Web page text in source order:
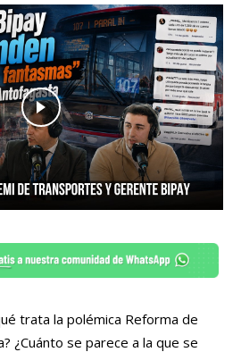
trata la polémica Reforma de
¿Cuánto se parece a la que se